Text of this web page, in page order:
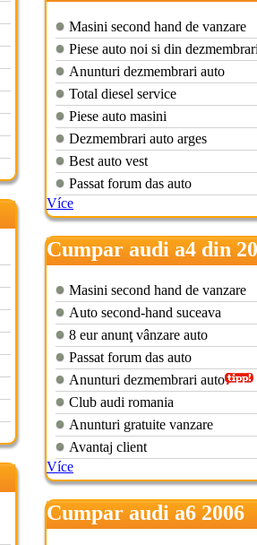
Masini second hand de vanzare
Piese auto noi si din dezmembrari
Anunturi dezmembrari auto
Total diesel service
Piese auto masini
Dezmembrari auto arges
Best auto vest
Passat forum das auto
Více
Cumpar audi a4 din
Masini second hand de vanzare
Auto second-hand suceava
8 eur anunţ vânzare auto
Passat forum das auto
Anunturi dezmembrari auto
Club audi romania
Anunturi gratuite vanzare
Avantaj client
Více
Cumpar audi a6 2006